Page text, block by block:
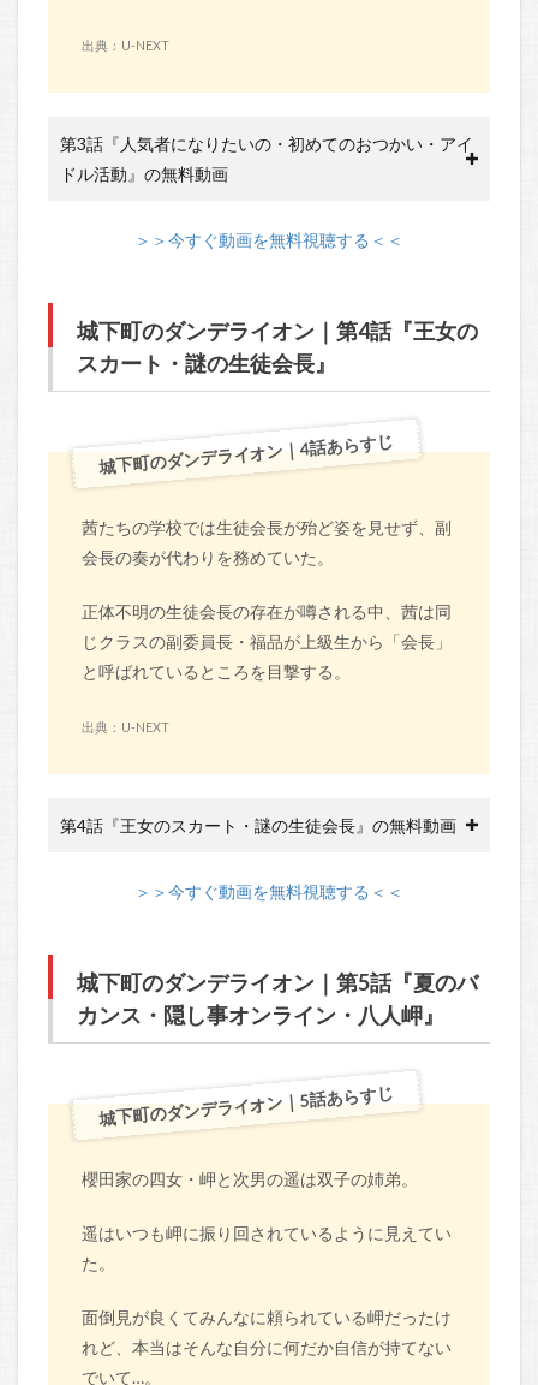
出典：U-NEXT
第3話『人気者になりたいの・初めてのおつかい・アイ
ドル活動』の無料動画
＞＞今すぐ動画を無料視聴する＜＜
城下町のダンデライオン｜第4話『王女の
スカート・謎の生徒会長』
城下町のダンデライオン｜4話あらすじ
茜たちの学校では生徒会長が殆ど姿を見せず、副
会長の奏が代わりを務めていた。
正体不明の生徒会長の存在が噂される中、茜は同
じクラスの副委員長・福品が上級生から「会長」
と呼ばれているところを目撃する。
出典：U-NEXT
第4話『王女のスカート・謎の生徒会長』の無料動画
＞＞今すぐ動画を無料視聴する＜＜
城下町のダンデライオン｜第5話『夏のバ
カンス・隠し事オンライン・八人岬』
城下町のダンデライオン｜5話あらすじ
櫻田家の四女・岬と次男の遥は双子の姉弟。
遥はいつも岬に振り回されているように見えてい
た。
面倒見が良くてみんなに頼られている岬だったけ
れど、本当はそんな自分に何だか自信が持てない
でいて…。